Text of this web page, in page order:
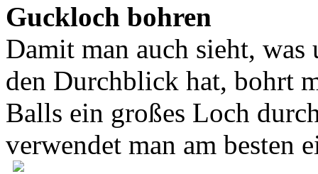
Guckloch bohren
Damit man auch sieht, was
den Durchblick hat, bohrt
Balls ein großes Loch
verwendet man am besten